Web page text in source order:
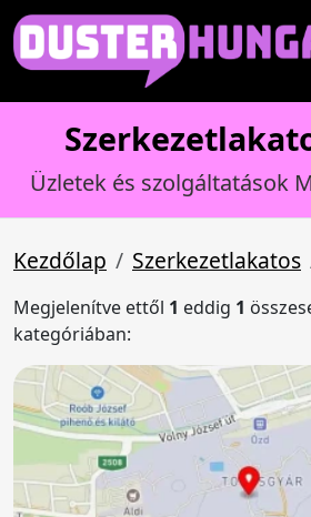
Üzletek és szolgáltatások
Kezdőlap Szerkezetlakatos
Megjelenítve ettől 1 eddig 1
kategóriában: